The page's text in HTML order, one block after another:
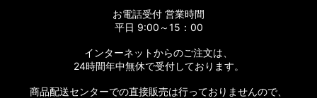
お電話受付 営業時間
平日 9:00～15：00
インターネットからのご注文は、
24時間年中無休で受付しております。
商品配送センターでの直接販売は行っておりませんので、